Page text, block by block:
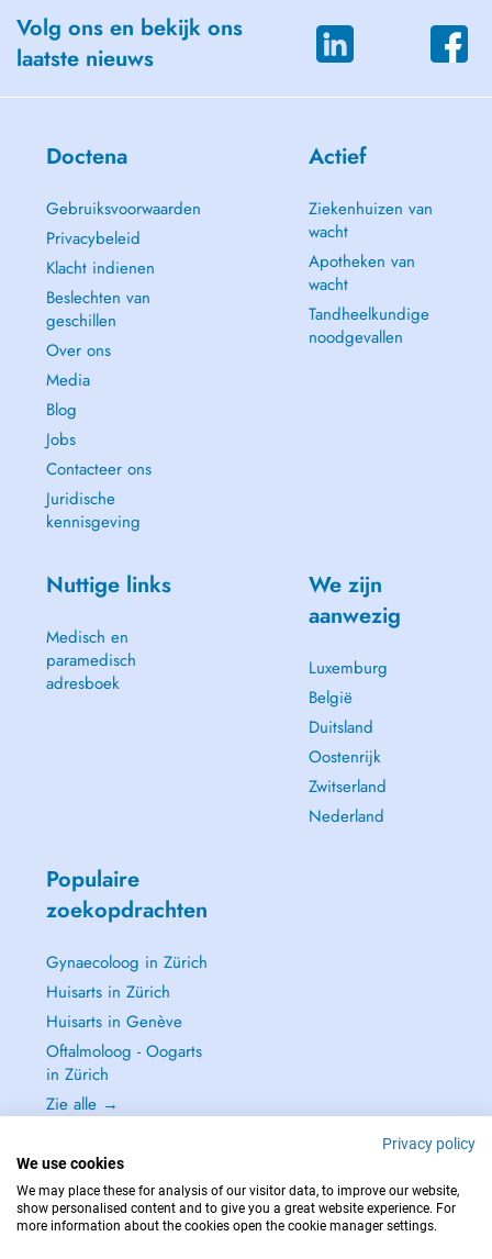
Volg ons en bekijk ons
laatste nieuws
Doctena
Gebruiksvoorwaarden
Privacybeleid
Klacht indienen
Beslechten van
geschillen
Over ons
Media
Blog
Jobs
Contacteer ons
Juridische
kennisgeving
Actief
Ziekenhuizen van
wacht
Apotheken van
wacht
Tandheelkundige
noodgevallen
Nuttige links
Medisch en
paramedisch
adresboek
We zijn
aanwezig
Luxemburg
België
Duitsland
Oostenrijk
Zwitserland
Nederland
Populaire
zoekopdrachten
Gynaecoloog in Zürich
Huisarts in Zürich
Huisarts in Genève
Oftalmoloog - Oogarts
in Zürich
Zie alle →
NEEM IN GEVAL VAN NOOD CONTACT OP MET : 144
Privacy policy
We use cookies
We may place these for analysis of our visitor data, to improve our website,
show personalised content and to give you a great website experience. For
more information about the cookies open the cookie manager settings.